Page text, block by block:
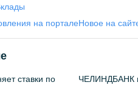
на порталеНовое на
ставки по
ЧЕЛИНДБАНК